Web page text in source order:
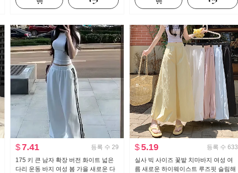
$7.41 등록 수 29
175 키 큰 남자 확장 버전 화이트 넓은
다리 운동 바지 여성 봄 가을 새로운 다
$5.19 등록 수 633
실사 빅 사이즈 꽃밭 치마바지 여성 여
름 새로운 하이웨이스트 루즈핏 슬림해